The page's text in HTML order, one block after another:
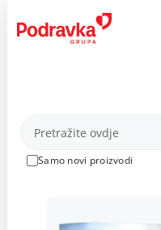
content
Proizvodi
Samo novi proizvodi